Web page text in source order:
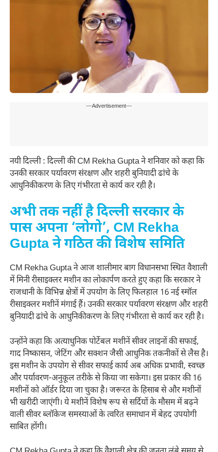
---Advertisement---
नयी दिल्ली : दिल्ली की CM Rekha Gupta ने शनिवार को कहा कि
उनकी सरकार पर्यावरण संरक्षण और शहरी बुनियादी ढांचे के
आधुनिकीकरण के लिए गंभीरता से कार्य कर रही है।
अभी तक नहीं है दिल्ली सरकार के
पास अपना ‘लोगो’, CM Rekha
Gupta ने गठित की विशेष समिति
CM Rekha Gupta ने आज शालीमार बाग विधानसभा स्थित वैशाली
में मिनी रीसाइक्लर मशीन का लोकार्पण करते हुए कहा कि सरकार ने
राजधानी के विभिन्न क्षेत्रों में उपयोग के लिए फिलहाल 16 नई स्मॉल
रीसाइक्लर मशीनें मंगाई हैं। उनकी सरकार पर्यावरण संरक्षण और शहरी
बुनियादी ढांचे के आधुनिकीकरण के लिए गंभीरता से कार्य कर रही है।
उन्होंने कहा कि अत्याधुनिक पोर्टेबल मशीनें सीवर लाइनों की सफाई,
गाद निष्कासन, जेटिंग और सक्शन जैसी आधुनिक तकनीकों से लैस है।
इस मशीन के उपयोग से सीवर सफाई कार्य अब अधिक प्रभावी, स्वच्छ
और पर्यावरण-अनुकूल तरीके से किया जा सकेगा। इस प्रकार की 16
मशीनों को ऑर्डर दिया जा चुका है। जरूरत के हिसाब से और मशीनों
भी खरीदी जाएंगी। ये मशीनें विशेष रूप से सर्दियों के मौसम में बढ़ने
वाली सीवर ब्लॉकेज समस्याओं के त्वरित समाधान में बेहद उपयोगी
साबित होंगी।